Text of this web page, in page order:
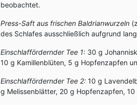
beobachtet.
Press-Saft aus frischen Baldrianwurzeln
des Schlafes ausschließlich aufgrund
Einschlaffördernder Tee 1: 30 g
10 g Kamillenblüten, 5 g Hopfenzapfen
Einschlaffördernder Tee 2: 10 g
g Melissenblätter, 20 g Hopfenzapfen, 10